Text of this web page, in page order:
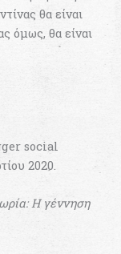
θα είναι
όμως, θα είναι
social
2020.
Η γέννηση